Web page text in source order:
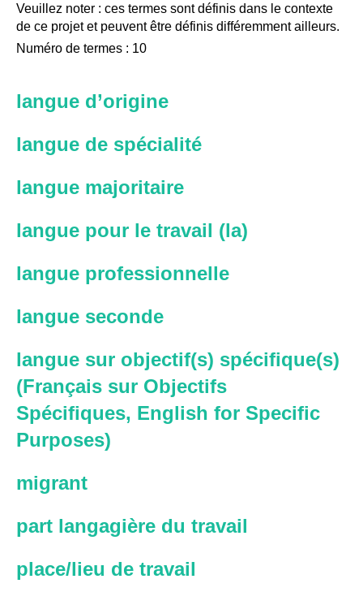
Veuillez noter : ces termes sont définis dans le contexte
de ce projet et peuvent être définis différemment ailleurs.
Numéro de termes : 10
langue d’origine
langue de spécialité
langue majoritaire
langue pour le travail (la)
langue professionnelle
langue seconde
langue sur objectif(s) spécifique(s)
(Français sur Objectifs
Spécifiques, English for Specific
Purposes)
migrant
part langagière du travail
place/lieu de travail